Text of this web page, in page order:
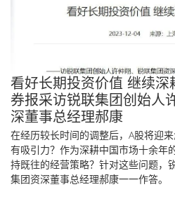
看好长期投资价值 继续
券报采访锐联集团创始人
深董事总经理郝康
在经历较长时间的调整后，A股将迎
有吸引力？作为深耕中国市场十余年
持既往的经营策略？针对这些问题，
集团资深董事总经理郝康一一作答。